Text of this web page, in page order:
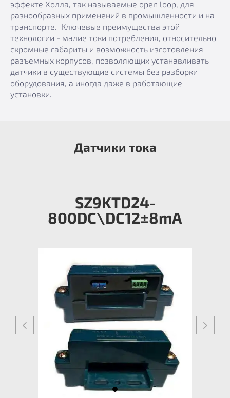
эффекте Холла, так называемые open loop, для
разнообразных применений в промышленности и на
транспорте. Ключевые преимущества этой
технологии - малие токи потребления, относительно
скромные габариты и возможность изготовления
разъемных корпусов, позволяющих устанавливать
датчики в существующие системы без разборки
оборудования, а иногда даже в работающие
установки.
Датчики тока
SZ9KTD24-
800DC\DC12±8mA